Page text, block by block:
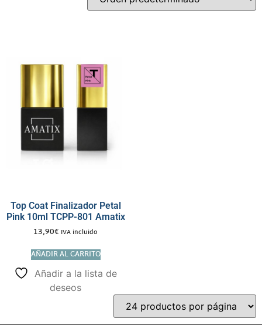
Top Coat Finalizador Petal
Pink 10ml TCPP-801 Amatix
13,90€ IVA incluido
AÑADIR AL CARRITO
Añadir a la lista de
deseos